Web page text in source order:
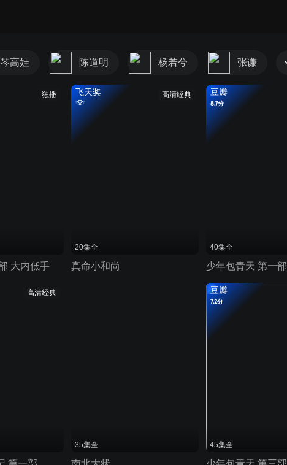
高娃 陈道明 杨若兮 张谦
独播
大内低手
高清经典
飞天奖
20集全
真命小和尚
豆瓣
8.7分
40集全
少年包青天 第一部
高清经典
35集全
豆瓣
7.2分
45集全